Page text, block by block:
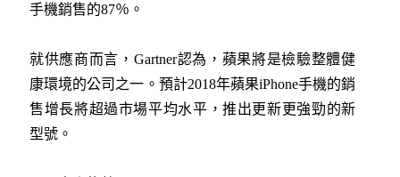
手機銷售的87％。
就供應商而言，Gartner認為，蘋果將是檢驗整體健
康環境的公司之一。預計2018年蘋果iPhone手機的銷
售增長將超過市場平均水平，推出更新更強勁的新
型號。